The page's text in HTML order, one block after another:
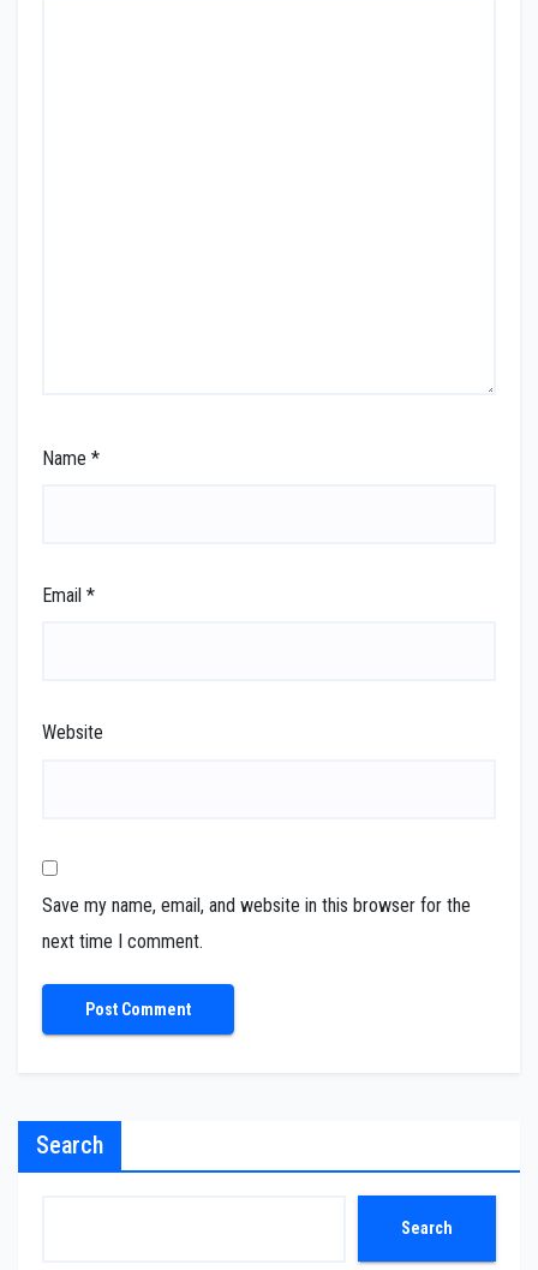
Name *
Email *
Website
Save my name, email, and website in this browser for the
next time I comment.
Search
Search